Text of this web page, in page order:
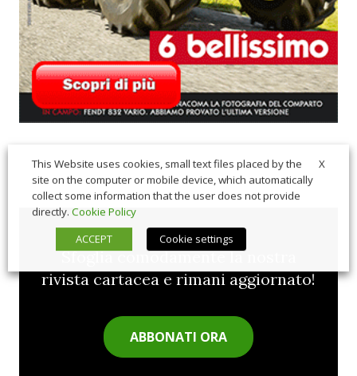
Sfoglia comodamente la nostra
rivista cartacea e rimani aggiornato!
ABBONATI ORA
X
This Website uses cookies, small text files placed by the
site on the computer or mobile device, which automatically
collect some information that the user does not provide
directly. Cookie Policy
ACCEPT
Cookie settings